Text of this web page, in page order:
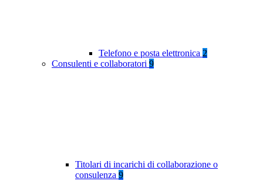
Telefono e posta elettronica 2
Consulenti e collaboratori 9
Titolari di incarichi di collaborazione o
consulenza 9